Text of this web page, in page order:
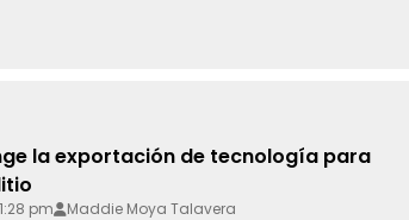
la exportación de tecnología para
1:28 pm Maddie Moya Talavera